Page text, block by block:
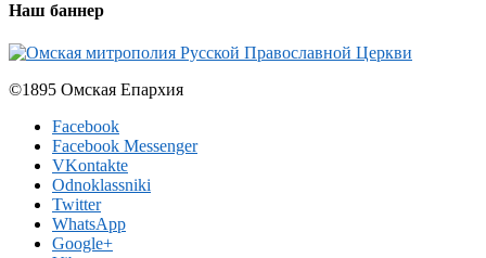
Наш баннер
©1895 Омская Епархия
Facebook
Facebook Messenger
VKontakte
Odnoklassniki
Twitter
WhatsApp
Google+